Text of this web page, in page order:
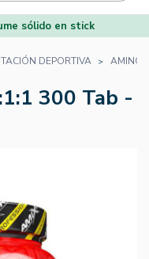
sólido en stick
DEPORTIVA
300 Tab -